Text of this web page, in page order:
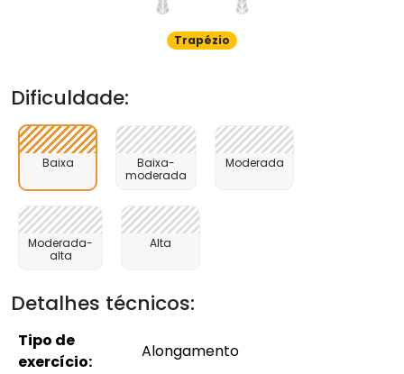
Trapézio
Dificuldade:
Baixa
Baixa-
moderada
Moderada
Moderada-
alta
Alta
Detalhes técnicos:
Tipo de
exercício:
Alongamento